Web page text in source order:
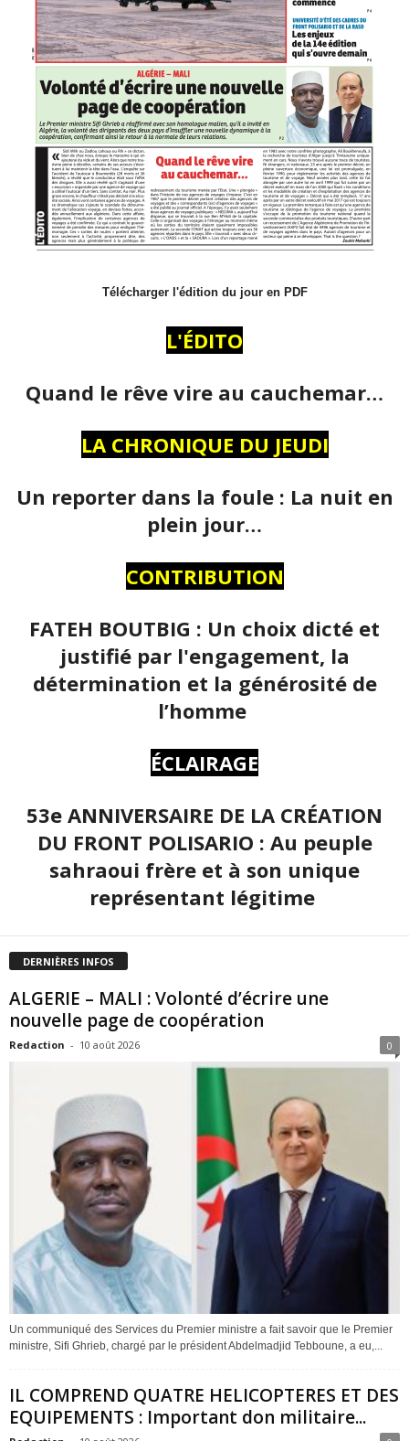
Télécharger l'édition du jour en PDF
L'ÉDITO
Quand le rêve vire au cauchemar…
LA CHRONIQUE DU JEUDI
Un reporter dans la foule : La nuit en
plein jour…
CONTRIBUTION
FATEH BOUTBIG : Un choix dicté et
justifié par l'engagement, la
détermination et la générosité de
l’homme
ÉCLAIRAGE
53e ANNIVERSAIRE DE LA CRÉATION
DU FRONT POLISARIO : Au peuple
sahraoui frère et à son unique
représentant légitime
DERNIÈRES INFOS
ALGERIE – MALI : Volonté d’écrire une
nouvelle page de coopération
Redaction - 10 août 2026 0
Un communiqué des Services du Premier ministre a fait savoir que le Premier
ministre, Sifi Ghrieb, chargé par le président Abdelmadjid Tebboune, a eu,...
IL COMPREND QUATRE HELICOPTERES ET DES
EQUIPEMENTS : Important don militaire...